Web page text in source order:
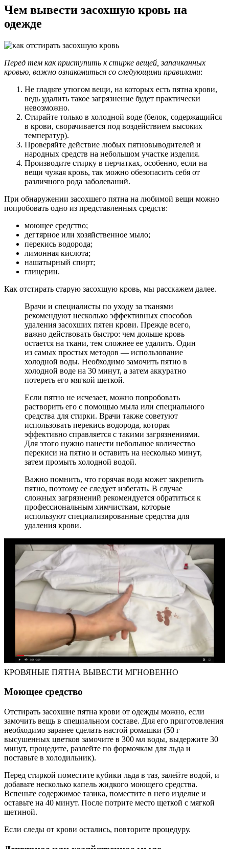
Чем вывести засохшую кровь на
одежде
Перед тем как приступить к стирке вещей, запачканных
кровью, важно ознакомиться со следующими правилами:
Не гладьте утюгом вещи, на которых есть пятна крови,
ведь удалить такое загрязнение будет практически
невозможно.
Стирайте только в холодной воде (белок, содержащийся
в крови, сворачивается под воздействием высоких
температур).
Проверяйте действие любых пятновыводителей и
народных средств на небольшом участке изделия.
Производите стирку в перчатках, особенно, если на
вещи чужая кровь, так можно обезопасить себя от
различного рода заболеваний.
При обнаружении засохшего пятна на любимой вещи можно
попробовать одно из представленных средств:
моющее средство;
дегтярное или хозяйственное мыло;
перекись водорода;
лимонная кислота;
нашатырный спирт;
глицерин.
Как отстирать старую засохшую кровь, мы расскажем далее.
Врачи и специалисты по уходу за тканями
рекомендуют несколько эффективных способов
удаления засохших пятен крови. Прежде всего,
важно действовать быстро: чем дольше кровь
остается на ткани, тем сложнее ее удалить. Один
из самых простых методов — использование
холодной воды. Необходимо замочить пятно в
холодной воде на 30 минут, а затем аккуратно
потереть его мягкой щеткой.
Если пятно не исчезает, можно попробовать
растворить его с помощью мыла или специального
средства для стирки. Врачи также советуют
использовать перекись водорода, которая
эффективно справляется с такими загрязнениями.
Для этого нужно нанести небольшое количество
перекиси на пятно и оставить на несколько минут,
затем промыть холодной водой.
Важно помнить, что горячая вода может закрепить
пятно, поэтому ее следует избегать. В случае
сложных загрязнений рекомендуется обратиться к
профессиональным химчисткам, которые
используют специализированные средства для
удаления крови.
КРОВЯНЫЕ ПЯТНА ВЫВЕСТИ МГНОВЕННО
Моющее средство
Отстирать засохшие пятна крови от одежды можно, если
замочить вещь в специальном составе. Для его приготовления
необходимо заранее сделать настой ромашки (50 г
высушенных цветков замочите в 300 мл воды, выдержите 30
минут, процедите, разлейте по формочкам для льда и
поставьте в холодильник).
Перед стиркой поместите кубики льда в таз, залейте водой, и
добавьте несколько капель жидкого моющего средства.
Вспеньте содержимое тазика, поместите в него изделие и
оставьте на 40 минут. После потрите место щеткой с мягкой
щетиной.
Если следы от крови остались, повторите процедуру.